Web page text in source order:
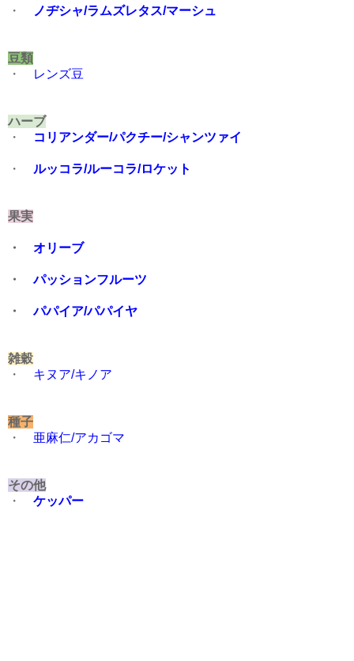
・ ノヂシャ/ラムズレタス/マーシュ
豆類
・
レンズ豆
ハーブ
・
コリアンダー/パクチー/シャンツァイ
・ ルッコラ/ルーコラ/ロケット
果実
・ オリーブ
・パッションフルーツ
・ パパイア/パパイヤ
雑穀
・ キヌア/キノア
種子
・ 亜麻仁/アカゴマ
その他
・ ケッパー